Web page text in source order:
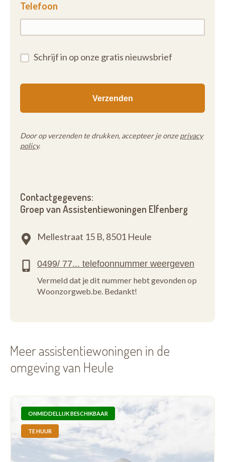
Telefoon
Schrijf in op onze gratis nieuwsbrief
Door op verzenden te drukken, accepteer je onze privacy
policy.
Contactgegevens:
Groep van Assistentiewoningen Elfenberg
Mellestraat 15 B, 8501 Heule
Vermeld dat je dit nummer hebt gevonden op
Woonzorgweb.be. Bedankt!
Meer assistentiewoningen in de
omgeving van Heule
ONMIDDELLIJK BESCHIKBAAR
TE HUUR